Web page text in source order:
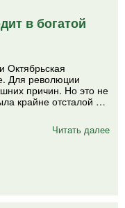
в богатой
Октябрьская
Для революции
причин. Но это не
крайне отсталой …
Читать далее